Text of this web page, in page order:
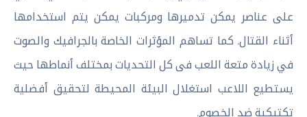
على عناصر يمكن تدميرها ومركبات يمكن يتم استخدامها
أثناء القتال. كما تساهم المؤثرات الخاصة بالجرافيك والصوت
في زيادة متعة اللعب فى كل التحديات بمختلف أنماطها حيث
يستطيع اللاعب استغلال البيئة المحيطة لتحقيق أفضلية
تكتيكية ضد الخصوم.